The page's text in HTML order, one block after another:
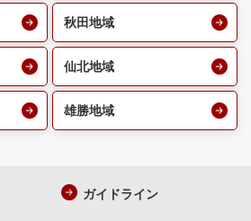
秋田地域
仙北地域
雄勝地域
ガイドライン